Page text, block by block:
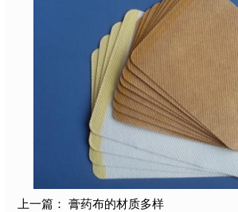
上一篇： 膏药布的材质多样